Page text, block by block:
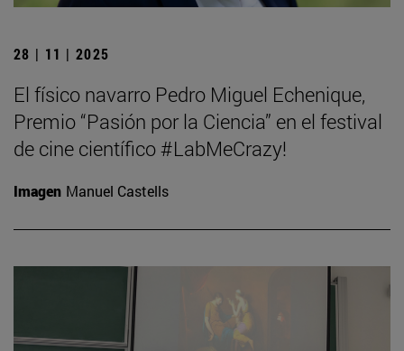
28 | 11 | 2025
El físico navarro Pedro Miguel Echenique,
Premio “Pasión por la Ciencia” en el festival
de cine científico #LabMeCrazy!
Imagen Manuel Castells